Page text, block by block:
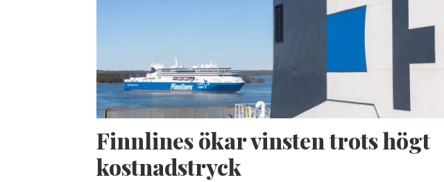
Finnlines ökar vinsten trots högt
kostnadstryck